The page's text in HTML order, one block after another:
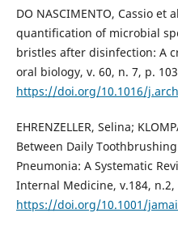
DO NASCIMENTO, Cassio
quantification of microbial
bristles after disinfection: A
oral biology, v. 60, n. 7, p.
https://doi.org/10.1016/
EHRENZELLER, Selina;
Between Daily
Pneumonia: A Systematic
Internal Medicine, v.184, n.2,
https://doi.org/10.1001/